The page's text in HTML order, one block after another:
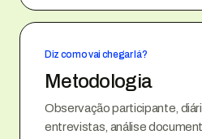
Diz como vai chegar lá?
Metodologia
Observação participante,
entrevistas, análise